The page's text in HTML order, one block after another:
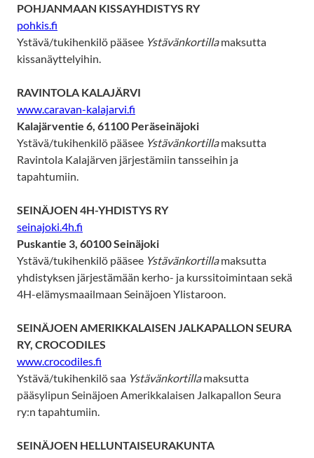
POHJANMAAN KISSAYHDISTYS RY
pohkis.fi
Ystävä/tukihenkilö pääsee Ystävänkortillamaksutta
kissanäyttelyihin.
RAVINTOLA KALAJÄRVI
www.caravan-kalajarvi.fi
Kalajärventie 6, 61100 Peräseinäjoki
Ystävä/tukihenkilö pääsee Ystävänkortillamaksutta
Ravintola Kalajärven järjestämiin tansseihin ja
tapahtumiin.
SEINÄJOEN 4H-YHDISTYS RY
seinajoki.4h.fi
Puskantie 3, 60100 Seinäjoki
Ystävä/tukihenkilö pääsee Ystävänkortillamaksutta
yhdistyksen järjestämään kerho- ja kurssitoimintaan sekä
4H-elämysmaailmaan Seinäjoen Ylistaroon.
SEINÄJOEN AMERIKKALAISEN JALKAPALLON SEURA
RY, CROCODILES
www.crocodiles.fi
Ystävä/tukihenkilö saa Ystävänkortillamaksutta
pääsylipun Seinäjoen Amerikkalaisen Jalkapallon Seura
ry:n tapahtumiin.
SEINÄJOEN HELLUNTAISEURAKUNTA